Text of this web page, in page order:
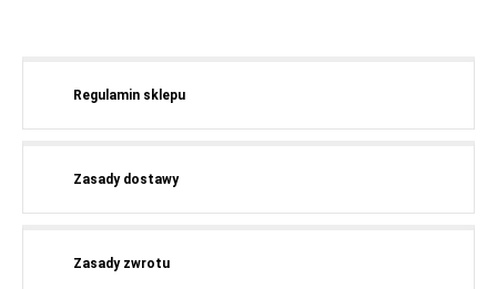
Regulamin sklepu
Zasady dostawy
Zasady zwrotu